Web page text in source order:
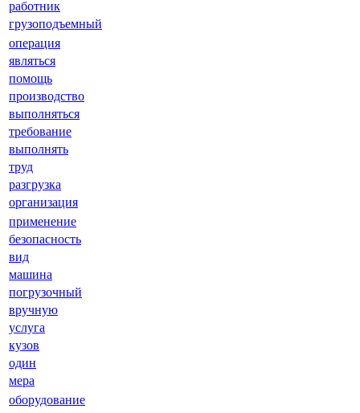
работник
грузоподъемный
операция
являться
помощь
производство
выполняться
требование
выполнять
труд
разгрузка
организация
применение
безопасность
вид
машина
погрузочный
вручную
услуга
кузов
один
мера
оборудование